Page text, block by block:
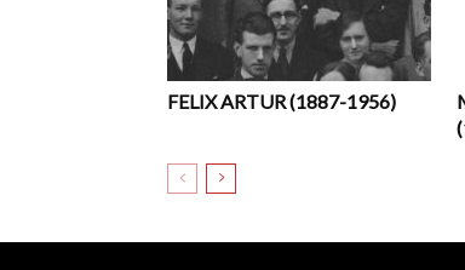
FELIX ARTUR (1887-1956)